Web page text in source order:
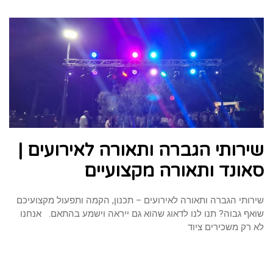
שירותי הגברה ותאורה לאירועים |
סאונד ותאורה מקצועיים
שירותי הגברה ותאורה לאירועים – תכנון, הקמה ותפעול מקצועיכם
שואף גבוה? תנו לנו לדאוג שהוא גם ייראה וישמע בהתאם. אנחנו
לא רק משכירים ציוד